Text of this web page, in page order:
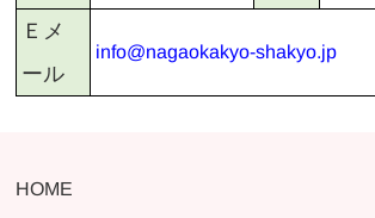
Ｅメ
ール
info@nagaokakyo-shakyo.jp
HOME